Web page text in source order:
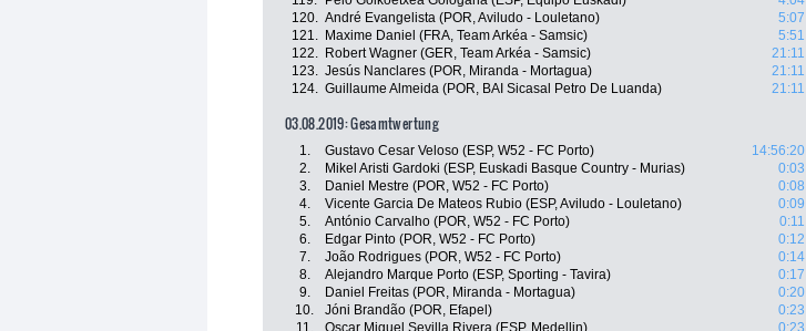
120. André Evangelista (POR, Aviludo - Louletano)
5:07
121.
Maxime Daniel (FRA, Team Arkéa - Samsic)
5:51
122.
Robert Wagner (GER, Team Arkéa - Samsic)
21:11
123. Jesús Nanclares (POR, Miranda - Mortagua)
21:11
124. Guillaume Almeida (POR, BAI Sicasal Petro De Luanda) 21:11
03.08.2019: Gesamtwertung
1. Gustavo Cesar Veloso (ESP, W52 - FC Porto)
14:56:20
2.
Mikel Aristi Gardoki (ESP, Euskadi Basque Country - Murias)
0:03
3.
Daniel Mestre (POR, W52 - FC Porto)
0:08
4.
Vicente Garcia De Mateos Rubio (ESP, Aviludo - Louletano)
0:09
5.
António Carvalho (POR, W52 - FC Porto)
0:11
6.
Edgar Pinto (POR, W52 - FC Porto)
0:12
7.
João Rodrigues (POR, W52 - FC Porto)
0:14
8.
Alejandro Marque Porto (ESP, Sporting - Tavira)
0:17
9.
Daniel Freitas (POR, Miranda - Mortagua)
0:20
10.
Jóni Brandão (POR, Efapel)
0:23
11.
Oscar Miguel Sevilla Rivera (ESP, Medellin)
0:23